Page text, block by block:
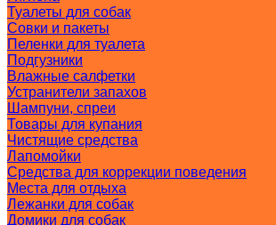
Туалеты для собак
Совки и пакеты
Пеленки для туалета
Подгузники
Влажные салфетки
Устранители запахов
Шампуни, спреи
Товары для купания
Чистящие средства
Лапомойки
Средства для коррекции поведения
Места для отдыха
Лежанки для собак
Домики для собак